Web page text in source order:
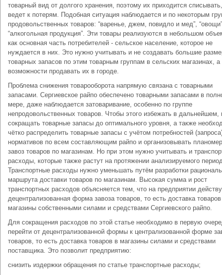
товарный вид от долгого хранения, поэтому их приходится
ведет к потерям. Подобная ситуация наблюдается и по некоторым
продовольственных товаров: “варенье, джем, повидло и мед”,
“алкогольная продукция”. Эти товары реализуются в небольшом
как основная часть потребителей - сельское население, которое не
нуждается в них. Это нужно учитывать и не создавать большие
товарных запасов по этим товарным группам в сельских магазинах, а
возможности продавать их в городе.
Проблема снижения товарооборота напрямую связана с товарными
запасами. Сергиевское райпо обеспечено товарными запасами в
мере, даже наблюдается затоваривание, особенно по группе
непродовольственных товаров. Чтобы этого избежать в дальнейшем,
сокращать товарные запасы до оптимального уровня, а также
чётко распределить товарные запасы с учётом потребностей
нормативов по всем составляющим райпо и организовывать
завоз товаров по магазинам. Но при этом нужно учитывать и
расходы, которые также растут на протяжении анализируемого
Транспортные расходы нужно уменьшать путём разработки
маршрута доставки товаров по магазинам. Высокая сумма и рост
транспортных расходов объясняется тем, что на предприятии
децентрализованная форма завоза товаров, то есть доставка
магазины собственными силами и средствами Сергиевского райпо.
Для сокращения расходов по этой статье необходимо в первую
перейти от децентрализованной формы к централизованной форме
товаров, то есть доставка товаров в магазины силами и средствами
поставщика. Это позволит предприятию:
снизить издержки обращения по статье транспортные расходы;